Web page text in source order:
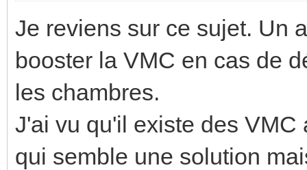
Je reviens sur ce sujet. Un
booster la VMC en cas de
les chambres.
J'ai vu qu'il existe des
qui semble une solution